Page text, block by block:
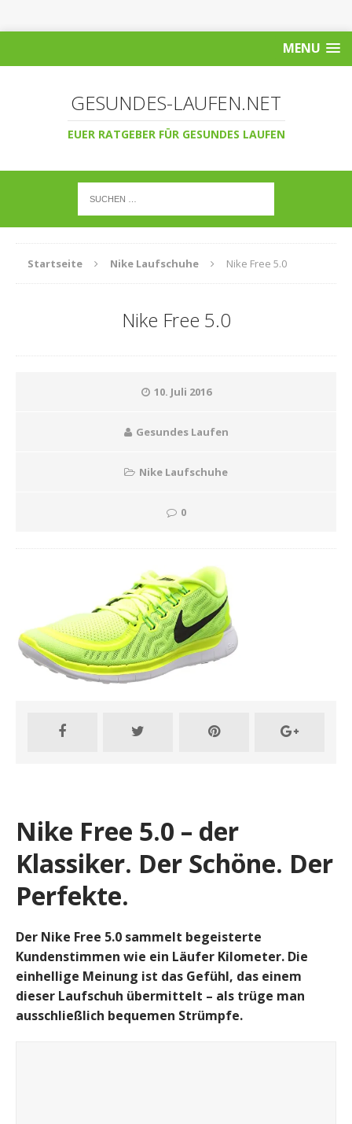
MENU
GESUNDES-LAUFEN.NET
EUER RATGEBER FÜR GESUNDES LAUFEN
Startseite Nike Laufschuhe Nike Free 5.0
Nike Free 5.0
10. Juli 2016
Gesundes Laufen
Nike Laufschuhe
0
Nike Free 5.0 – der
Klassiker. Der Schöne. Der
Perfekte.
Der Nike Free 5.0 sammelt begeisterte
Kundenstimmen wie ein Läufer Kilometer. Die
einhellige Meinung ist das Gefühl, das einem
dieser Laufschuh übermittelt – als trüge man
ausschließlich bequemen Strümpfe.